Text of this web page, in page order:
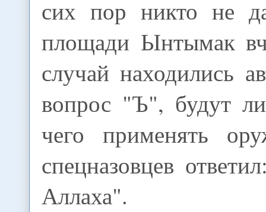
сих пор никто не
площади Ынтымак
случай находились
вопрос "Ъ", будут
чего применять
спецназовцев
Аллаха".